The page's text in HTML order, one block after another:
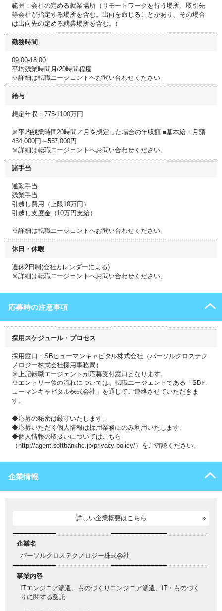
範囲：会社の定める就業場所（リモートワークを行う場所、取引先
等会社が指定する場所を含む。出向を命じることがあり、その場合
は出向先の定める就業場所を含む。）
勤務時間
09:00-18:00
平均残業時間月/20時間程度
※詳細は転職エージェントへお問い合わせください。
給与
想定年収：775-1100万円
※平均残業時間20時間／月を想定した場合の年収額 ■基本給：月額
434,000円～557,000円
※詳細は転職エージェントへお問い合わせください。
諸手当
通勤手当
残業手当
引越し費用（上限10万円）
引越し支度金（10万円支給）
※詳細は転職エージェントへお問い合わせください。
休日・休暇
週休2日制(会社カレンダーによる)
※詳細は転職エージェントへお問い合わせください。
応募時の注意事項
採用スケジュール・プロセス
採用窓口：SBヒューマンキャピタル株式会社（パーソルクロステク
ノロジー株式会社採用事務局）
※上記転職エージェントが応募受付窓口となります。
※エントリー後の流れについては、転職エージェントである「SBヒ
ューマンキャピタル株式会社」を通してご連絡させていただきま
す。
◆応募の秘密は厳守いたします。
◆応募いただく個人情報は採用業務にのみ利用いたします。
◆個人情報の取扱いについてはこちら
（http://agent.softbankhc.jp/privacy-policy/）をご確認ください。
企業情報
詳しい企業概要はこちら
企業名
パーソルクロステクノロジー株式会社
事業内容
ITエンジニア派遣、ものづくりエンジニア派遣、IT・ものづく
りに関する受託